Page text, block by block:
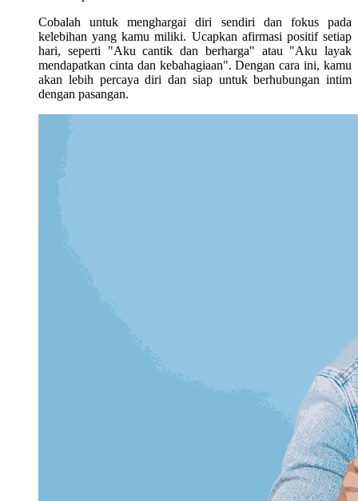
Cobalah untuk menghargai diri sendiri dan fokus pada
kelebihan yang kamu miliki. Ucapkan afirmasi positif setiap
hari, seperti "Aku cantik dan berharga" atau "Aku layak
mendapatkan cinta dan kebahagiaan". Dengan cara ini, kamu
akan lebih percaya diri dan siap untuk berhubungan intim
dengan pasangan.